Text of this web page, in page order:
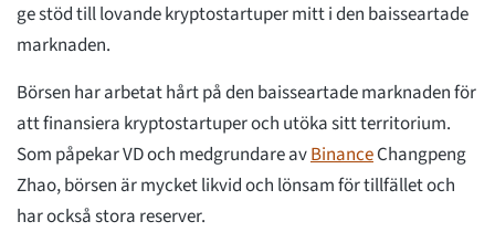
ge stöd till lovande kryptostartuper mitt i den baisseartade
marknaden.
Börsen har arbetat hårt på den baisseartade marknaden för
att finansiera kryptostartuper och utöka sitt territorium.
Som påpekar VD och medgrundare avBinanceChangpeng
Zhao, börsen är mycket likvid och lönsam för tillfället och
har också stora reserver.